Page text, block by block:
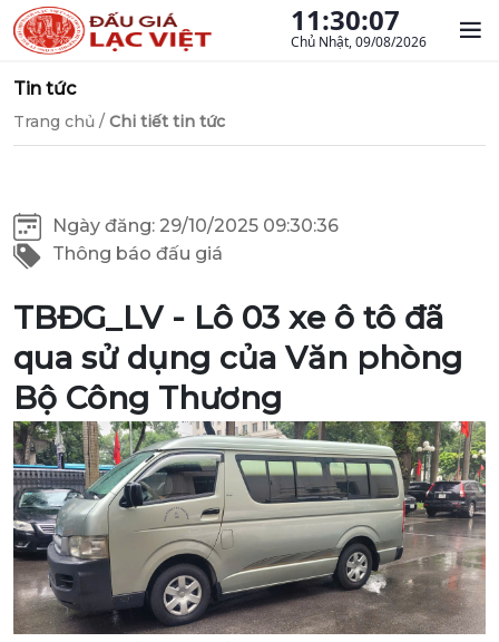
11:30:08
Chủ Nhật, 09/08/2026
Tin tức
Trang chủ / Chi tiết tin tức
Ngày đăng: 29/10/2025 09:30:36
Thông báo đấu giá
TBĐG_LV - Lô 03 xe ô tô đã
qua sử dụng của Văn phòng
Bộ Công Thương